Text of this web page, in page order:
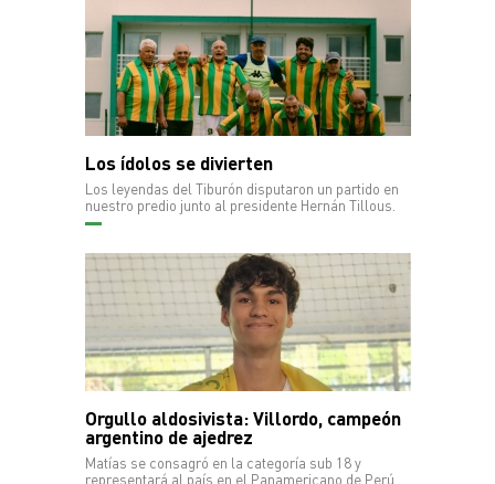
Los ídolos se divierten
Los leyendas del Tiburón disputaron un partido en
nuestro predio junto al presidente Hernán Tillous.
Orgullo aldosivista: Villordo, campeón
argentino de ajedrez
Matías se consagró en la categoría sub 18 y
representará al país en el Panamericano de Perú.